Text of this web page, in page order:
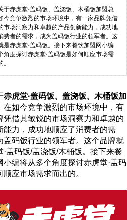
于赤虎堂·盖码饭、盖浇饭、木桶饭加盟总
今竞争激烈的市场环境中，有一家品牌凭借
市场洞察力和卓越的产品创新能力，成功地
费者的需求，成为盖码饭行业的领军者。这
是赤虎堂·盖码饭。接下来餐饮加盟网小编
角度探讨赤虎堂·盖码饭是如何顺应市场需
。
赤虎堂·盖码饭、盖浇饭、木桶饭加
，在如今竞争激烈的市场环境中，有
凭借其敏锐的市场洞察力和卓越的
能力，成功地顺应了消费者的需
盖码饭行业的领军者。这个品牌就
·盖码饭/盖浇饭/木桶饭。接下来餐
小编将从多个角度探讨赤虎堂·盖码
顺应市场需求而出的。